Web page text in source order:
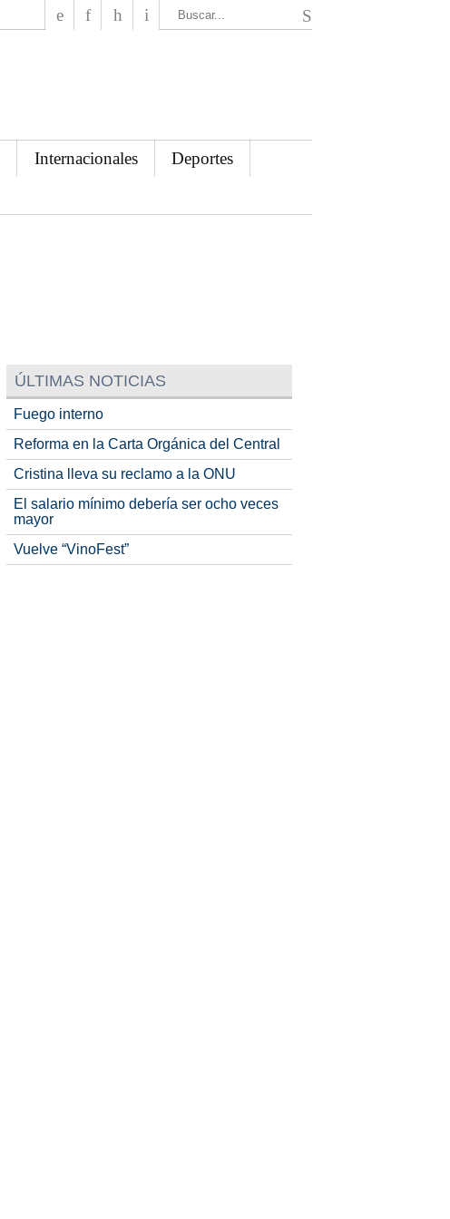
Internacionales
Deportes
ÚLTIMAS NOTICIAS
Fuego interno
Reforma en la Carta Orgánica del Central
Cristina lleva su reclamo a la ONU
El salario mínimo debería ser ocho veces
mayor
Vuelve “VinoFest”